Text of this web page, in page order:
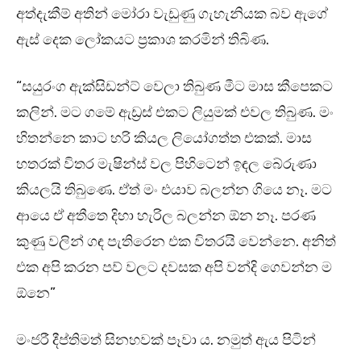
අත්දැකීම් අතින් මෝරා වැඩුණු ගැහැනියක බව ඇගේ
ඇස් දෙක ලෝකයට ප්‍රකාශ කරමින් තිබිණ.
“සයුරංග ඇක්සිඩන්ට් වෙලා තිබුණ මීට මාස කීපෙකට
කලින්. මට ගමේ ඇඩ්‍රස් එකට ලියුමක් එවල තිබුණ. මං
හිතන්නෙ කාට හරි කියල ලියෝගත්ත එකක්. මාස
හතරක් විතර මැෂින්ස් වල පිහිටෙන් ඉඳල බේරුණා
කියලයි තිබුණෙ. ඒත් මං එයාව බලන්න ගියෙ නෑ. මට
ආයෙ ඒ අතීතෙ දිහා හැරිල බලන්න ඕන නෑ. පරණ
කුණු වලින් ගඳ පැතිරෙන එක විතරයි වෙන්නෙ. අනිත්
එක අපි කරන පව් වලට දවසක අපි වන්දි ගෙවන්න ම
ඕනෙ”
මංජරී දීප්තිමත් සිනහවක් පෑවා ය. නමුත් ඇය පිටින්